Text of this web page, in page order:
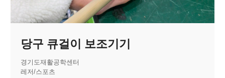
당구 큐걸이 보조기기
경기도재활공학센터
레저/스포츠